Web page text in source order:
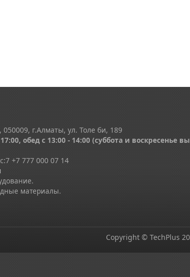
050009, г.Алматы, ул. Толе би, 189
обед с 13:00 - 14:00 (суббота и воскресенье
7 +7 777 000 07 14
материалы.
Copyright © TechPlus